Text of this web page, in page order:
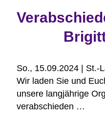
So., 15.09.2024 | St.-
Wir laden Sie und
unsere langjährige
verabschieden …